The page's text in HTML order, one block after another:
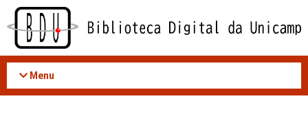
Acessar
conteúdo
Menu